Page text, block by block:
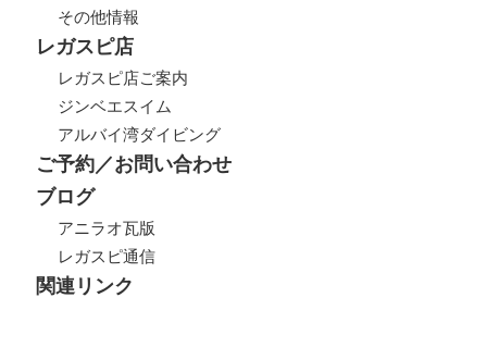
その他情報
レガスピ店
レガスピ店ご案内
ジンベエスイム
アルバイ湾ダイビング
ご予約／お問い合わせ
ブログ
アニラオ瓦版
レガスピ通信
関連リンク